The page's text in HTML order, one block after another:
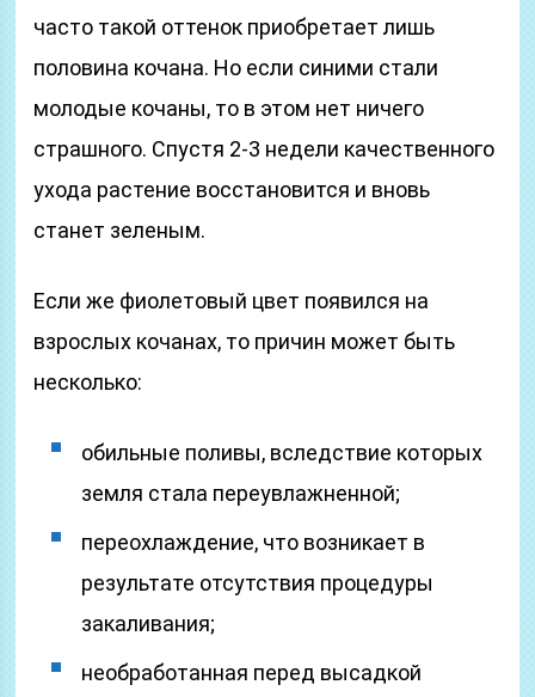
часто такой оттенок приобретает лишь
половина кочана. Но если синими стали
молодые кочаны, то в этом нет ничего
страшного. Спустя 2-3 недели качественного
ухода растение восстановится и вновь
станет зеленым.
Если же фиолетовый цвет появился на
взрослых кочанах, то причин может быть
несколько:
обильные поливы, вследствие которых
земля стала переувлажненной;
переохлаждение, что возникает в
результате отсутствия процедуры
закаливания;
необработанная перед высадкой